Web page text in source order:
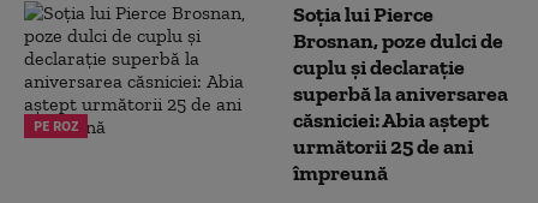
PE ROZ
Soția lui Pierce
Brosnan, poze dulci de
cuplu și declarație
superbă la aniversarea
căsniciei: Abia aștept
următorii 25 de ani
împreună